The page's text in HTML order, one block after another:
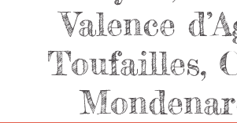
Valence
Toufailles,